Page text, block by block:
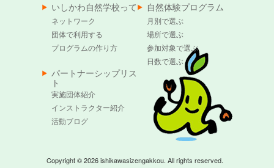
いしかわ自然学校って
ネットワーク
団体で利用する
プログラムの作り方
自然体験プログラム
月別で選ぶ
場所で選ぶ
参加対象で選ぶ
日数で選ぶ
パートナーシップリス
ト
実施団体紹介
インストラクター紹介
活動ブログ
Copyright © 2026 ishikawasizengakkou. All rights reserved.